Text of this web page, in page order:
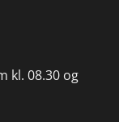
kl. 08.30 og